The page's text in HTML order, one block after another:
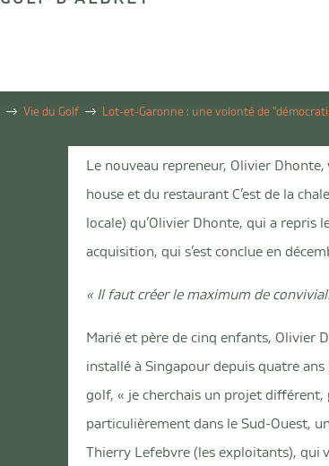
Vie du Golf Lot-et-Garonne : une volonté de
Le nouveau repreneur, Olivier
house et du restaurant C’est de la
locale) qu’Olivier Dhonte, qui a repris
acquisition, qui s’est conclue en
« Il faut créer le maximum de
Marié et père de cinq enfants, Olivier
installé à Singapour depuis quatre
golf, « je cherchais un projet
particulièrement dans le Sud-Ouest,
Thierry Lefebvre (les exploitants), qui